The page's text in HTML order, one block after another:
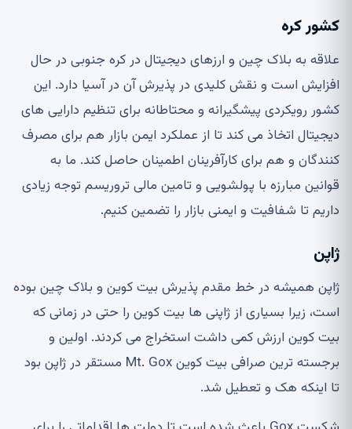
کشور کره
علاقه به بلاک چین و ارزهای دیجیتال در کره جنوبی در حال
افزایش است و نقش کلیدی در پذیرش آن در آسیا دارد. این
کشور رویکردی پیشگیرانه و محتاطانه برای تنظیم دارایی های
دیجیتال اتخاذ می کند تا از عملکرد ایمن بازار هم برای مصرف
کنندگان و هم برای کارآفرینان اطمینان حاصل کند. ما به
قوانین مبارزه با پولشویی و تامین مالی تروریسم توجه زیادی
داریم تا شفافیت و ایمنی بازار را تضمین کنیم.
ژاپن
ژاپن همیشه در خط مقدم پذیرش بیت کوین و بلاک چین بوده
است، زیرا بسیاری از ژاپنی ها بیت کوین را حتی در زمانی که
بیت کوین ارزش کمی داشت استخراج می کردند. اولین و
برجسته ترین صرافی بیت کوین Mt. Gox مستقر در ژاپن بود
تا اینکه هک و تعطیل شد.